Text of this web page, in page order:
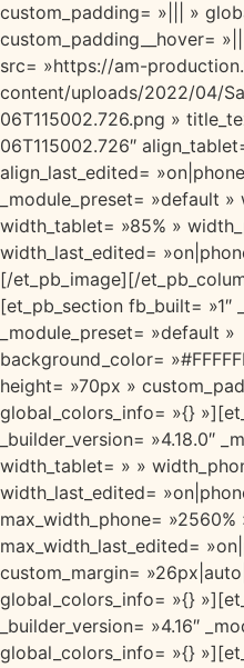
custom_padding= »||| »
custom_padding__hover=
src= »https://am-
content/uploads/2022/04/
06T115002.726.png »
06T115002.726″
align_last_edited=
_module_preset= »default
width_tablet= »85% »
width_last_edited=
[/et_pb_image][/
[et_pb_section fb_built= »1″
_module_preset= »default »
background_color=
height= »70px »
global_colors_info= »{}
_builder_version= »4.18.0″
width_tablet= » »
width_last_edited=
max_width_phone= »2560%
max_width_last_edited=
custom_margin=
global_colors_info= »{}
_builder_version= »4.16″
global_colors_info= »{}